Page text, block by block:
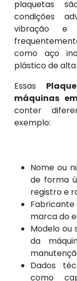
plaquetas
condições
vibração e
como aço
plástico de
Essas
máquinas
conter
exemplo:
Nome ou
de forma
registro e
Fabricante
marca do
Modelo ou
da
Dados
como